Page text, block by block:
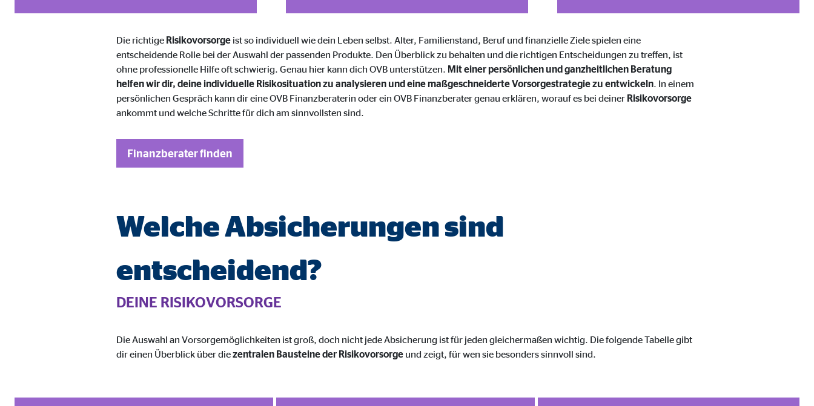
Die richtige Risikovorsorge ist so individuell wie dein Leben selbst. Alter, Familienstand, Beruf und finanzielle Ziele spielen eine
entscheidende Rolle bei der Auswahl der passenden Produkte. Den Überblick zu behalten und die richtigen Entscheidungen zu treffen, ist
ohne professionelle Hilfe oft schwierig. Genau hier kann dich OVB unterstützen. Mit einer persönlichen und ganzheitlichen Beratung
helfen wir dir, deine individuelle Risikosituation zu analysieren und eine maßgeschneiderte Vorsorgestrategie zu entwickeln. In einem
persönlichen Gespräch kann dir eine OVB Finanzberaterin oder ein OVB Finanzberater genau erklären, worauf es bei deiner Risikovorsorge
ankommt und welche Schritte für dich am sinnvollsten sind.
Finanzberater finden
Welche Absicherungen sind
entscheidend?
DEINE RISIKOVORSORGE
Die Auswahl an Vorsorgemöglichkeiten ist groß, doch nicht jede Absicherung ist für jeden gleichermaßen wichtig. Die folgende Tabelle gibt
dir einen Überblick über diezentralen Bausteine der Risikovorsorge und zeigt, für wen sie besonders sinnvoll sind.
Zweck: Darstellung des Bewertungssiegel
Zweck: